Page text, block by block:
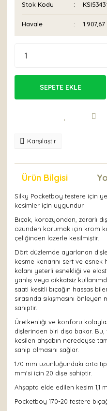
Stok Kodu
Havale
SEPETE EKLE
Karşılaştır
Ürün Bilgisi
Silky Pocketboy testere için
kesimler için uygundur.
Bıçak, korozyondan, zararlı
özünden korumak için krom
çeliğinden lazerle kesilmiştir.
Dört düzlemde ayarlanan
kesme kenarını sert ve esnek
kalanı yeterli esnekliği ve
yanlış veya dikkatsiz
saati kesitli bıçağın hassas
sırasında sıkışmasını
sahiptir.
Üretkenliği ve konforu
dişlerinden biri dışa bakar. Bu,
kesilen ahşabın neredeyse
sahip olmasını sağlar.
170 mm uzunluğundaki orta
mm'si için 20 dişe sahiptir.
Ahşapta elde edilen kesim 1,1
Pocketboy 170-20 testere